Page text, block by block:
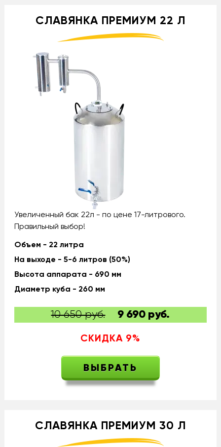
СЛАВЯНКА ПРЕМИУМ 22 Л
Увеличенный бак 22л - по цене 17-литрового.
Правильный выбор!
Объем - 22 литра
На выходе - 5-6 литров (50%)
Высота аппарата - 690 мм
Диаметр куба - 260 мм
10 650 руб. 9 690 руб.
СКИДКА 9%
ВЫБРАТЬ
СЛАВЯНКА ПРЕМИУМ 30 Л